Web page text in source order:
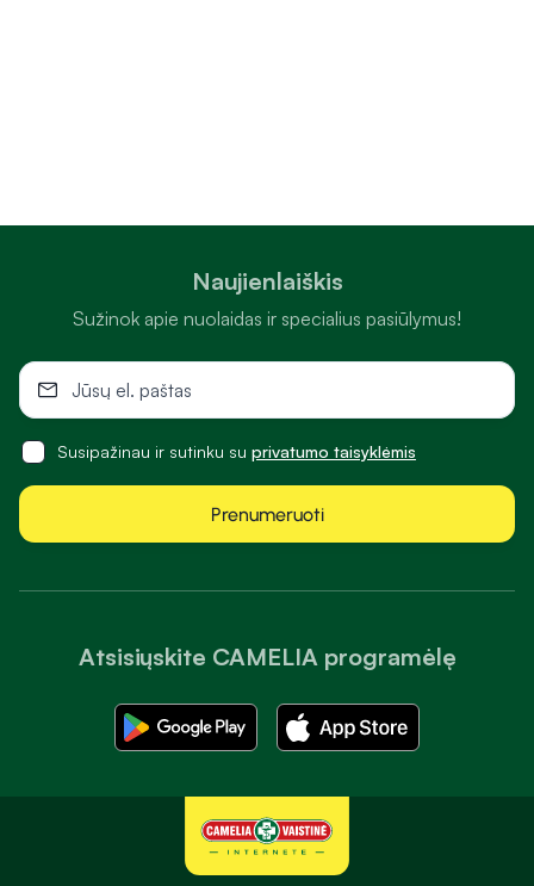
Atsisiųskite CAMELIA programėlę
Naujienlaiškis
Sužinok apie nuolaidas ir specialius pasiūlymus!
Susipažinau ir sutinku su privatumo taisyklėmis
Prenumeruoti